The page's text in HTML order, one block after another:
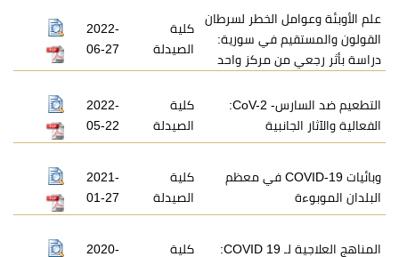
علم الأوبئة وعوامل الخطر لسرطان
القولون والمستقيم في سورية:
دراسة بأثر رجعي من مركز واحد
كلية
الصيدلة
2022-
06-27
التطعيم ضد السارس- CoV-2:
الفعالية والآثار الجانبية
كلية
الصيدلة
2022-
05-22
وبائيات COVID-19 في معظم
البلدان الموبوءة
كلية
الصيدلة
2021-
01-27
المناهج العلاجية لـ COVID 19:
كلية
2020-